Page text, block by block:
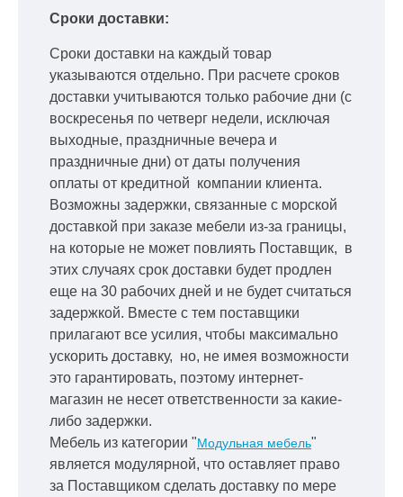
Сроки доставки:
Сроки доставки на каждый товар
указываются отдельно. При расчете сроков
доставки учитываются только рабочие дни (с
воскресенья по четверг недели, исключая
выходные, праздничные вечера и
праздничные дни) от даты получения
оплаты от кредитной компании клиента.
Возможны задержки, связанные с морской
доставкой при заказе мебели из-за границы,
на которые не может повлиять Поставщик, в
этих случаях срок доставки будет продлен
еще на 30 рабочих дней и не будет считаться
задержкой. Вместе с тем поставщики
прилагают все усилия, чтобы максимально
ускорить доставку, но, не имея возможности
это гарантировать, поэтому интернет-
магазин не несет ответственности за какие-
либо задержки.
Мебель из категории "Модульная мебель"
является модулярной, что оставляет право
за Поставщиком сделать доставку по мере